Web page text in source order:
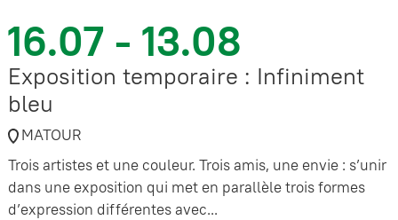
16.07 - 13.08
Exposition temporaire : Infiniment
bleu
MATOUR
Trois artistes et une couleur. Trois amis, une envie : s’unir
dans une exposition qui met en parallèle trois formes
d’expression différentes avec...